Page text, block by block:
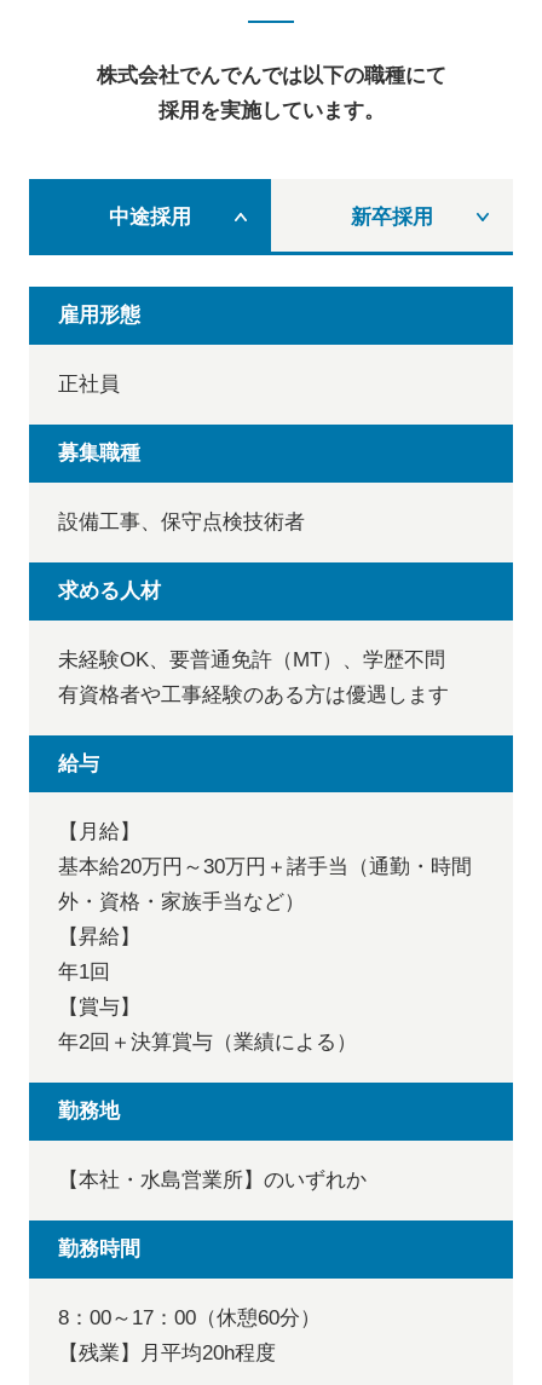
株式会社でんでんでは以下の職種にて
採用を実施しています。
中途採用 新卒採用
雇用形態
正社員
募集職種
設備工事、保守点検技術者
求める人材
未経験OK、要普通免許（MT）、学歴不問
有資格者や工事経験のある方は優遇します
給与
【月給】
基本給20万円～30万円＋諸手当（通勤・時間
外・資格・家族手当など）
【昇給】
年1回
【賞与】
年2回＋決算賞与（業績による）
勤務地
【本社・水島営業所】のいずれか
勤務時間
8：00～17：00（休憩60分）
【残業】月平均20h程度